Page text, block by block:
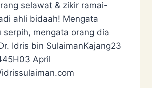
selawat & zikir ramai-
ahli bidaah! Mengata
serpih, mengata orang dia
Idris bin SulaimanKajang23
April